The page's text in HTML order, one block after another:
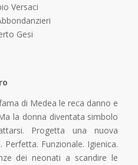
Versaci
Gesi
di Medea le reca danno e
la donna diventata simbolo
Progetta una nuova
Funzionale. Igienica.
dei neonati a scandire le